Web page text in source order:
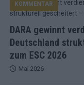
DARA gewinnt
Deutschland
zum ESC 2026
KOMMENTAR
Mai 2026